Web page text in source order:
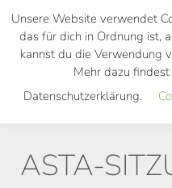
Skip
main
ASTA-
Unsere Website verwendet
das für dich in Ordnung ist,
kannst du die Verwendung
Mehr dazu
Datenschutzerklärung.